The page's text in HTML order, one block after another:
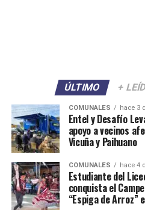
ÚLTIMO +
COMUNALES hace 3
Entel y Desafío
apoyo a vecinos
Vicuña y Paihuano
COMUNALES hace 4
Estudiante del
conquista el
“Espiga de Arroz”